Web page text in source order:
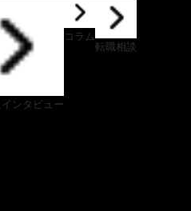
ンタビュー
コラム
転職相談